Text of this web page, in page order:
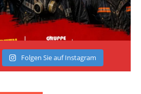
Folgen Sie auf Instagram